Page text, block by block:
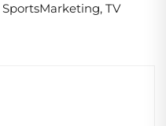
SportsMarketing, TV